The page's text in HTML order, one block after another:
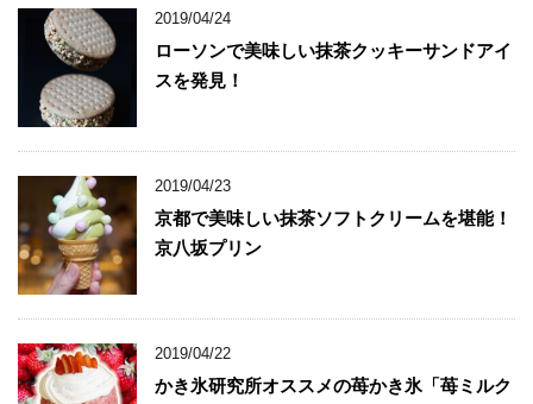
2019/04/24
ローソンで美味しい抹茶クッキーサンドアイ
スを発見！
2019/04/23
京都で美味しい抹茶ソフトクリームを堪能！
京八坂プリン
2019/04/22
かき氷研究所オススメの苺かき氷「苺ミルク